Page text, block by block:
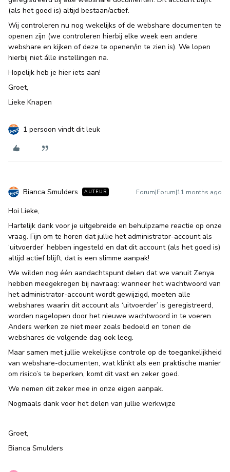
(als het goed is) altijd bestaan/actief.
Wij controleren nu nog wekelijks of de webshare documenten te
openen zijn (we controleren hierbij elke week een andere
webshare en kijken of deze te openen/in te zien is). We lopen
hierbij niet álle instellingen na.
Hopelijk heb je hier iets aan!
Groet,
Lieke Knapen
1 persoon vindt dit leuk
Bianca Smulders AUTEUR Forum|Forum|11 months ago
Hoi Lieke,
Hartelijk dank voor je uitgebreide en behulpzame reactie op onze
vraag. Fijn om te horen dat jullie het administrator-account als
‘uitvoerder’ hebben ingesteld en dat dit account (als het goed is)
altijd actief blijft, dat is een slimme aanpak!
We wilden nog één aandachtspunt delen dat we vanuit Zenya
hebben meegekregen bij navraag: wanneer het wachtwoord van
het administrator-account wordt gewijzigd, moeten alle
webshares waarin dit account als ‘uitvoerder’ is geregistreerd,
worden nagelopen door het nieuwe wachtwoord in te voeren.
Anders werken ze niet meer zoals bedoeld en tonen de
webshares de volgende dag ook leeg.
Maar samen met jullie wekelijkse controle op de toegankelijkheid
van webshare-documenten, wat klinkt als een praktische manier
om risico’s te beperken, komt dit vast en zeker goed.
We nemen dit zeker mee in onze eigen aanpak.
Nogmaals dank voor het delen van jullie werkwijze
Groet,
Bianca Smulders